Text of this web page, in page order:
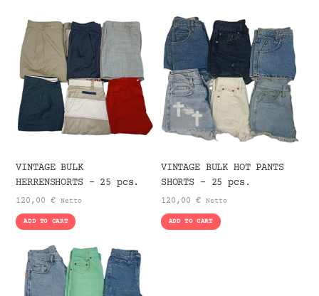
VINTAGE BULK
HERRENSHORTS – 25 pcs.
120,00€ Netto
ADD TO CART
VINTAGE BULK HOT PANTS
SHORTS – 25 pcs.
120,00 € Netto
ADD TO CART